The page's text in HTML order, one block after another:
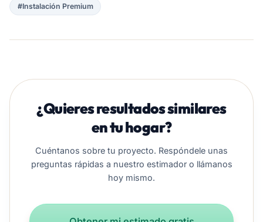
#Instalación Premium
¿Quieres resultados similares
en tu hogar?
Cuéntanos sobre tu proyecto. Respóndele unas
preguntas rápidas a nuestro estimador o llámanos
hoy mismo.